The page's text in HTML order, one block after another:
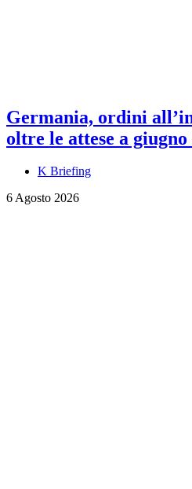
Germania, ordini
oltre le attese a giugno
K Briefing
6 Agosto 2026